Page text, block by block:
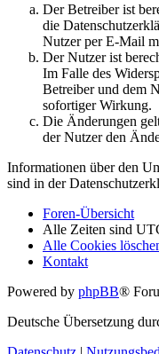
Der Betreiber ist
die
Nutzer per E-Mail
Der Nutzer ist
Im Falle des
Betreiber und dem
sofortiger Wirkung.
Die Änderungen
der Nutzer den
Informationen über den
sind in der
Foren-Übersicht
Alle Zeiten sind
Alle Cookies
Kontakt
Powered by phpBB®
Deutsche Übersetzung